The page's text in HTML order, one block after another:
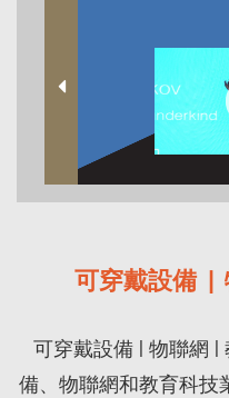
可穿戴設備 |
可穿戴設備 | 物聯網 |
備、物聯網和教育科技